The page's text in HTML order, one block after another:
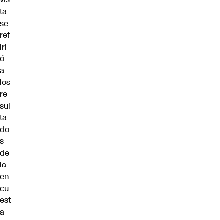
ta
se
ref
iri
ó
a
los
re
sul
ta
do
s
de
la
en
cu
est
a